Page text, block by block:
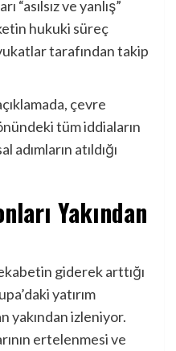
“asılsız ve yanlış”
hukuki süreç
tarafından takip
çevre
tüm iddiaların
atıldığı
Yakından
giderek arttığı
yatırım
yakından izleniyor.
ertelenmesi ve